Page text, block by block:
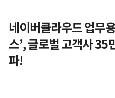
네이버클라우드 업무
스’,글로벌 고객사 35
파!